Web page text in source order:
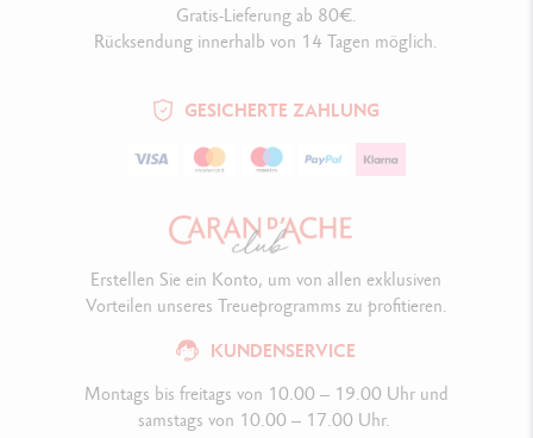
Gratis-Lieferung ab 80€.
Rücksendung innerhalb von 14 Tagen möglich.
GESICHERTE ZAHLUNG
KUNDENSERVICE
Montags bis freitags von 10.00 – 19.00 Uhr und
samstags von 10.00 – 17.00 Uhr.
Erstellen Sie ein Konto, um von allen exklusiven
Vorteilen unseres Treueprogramms zu profitieren.